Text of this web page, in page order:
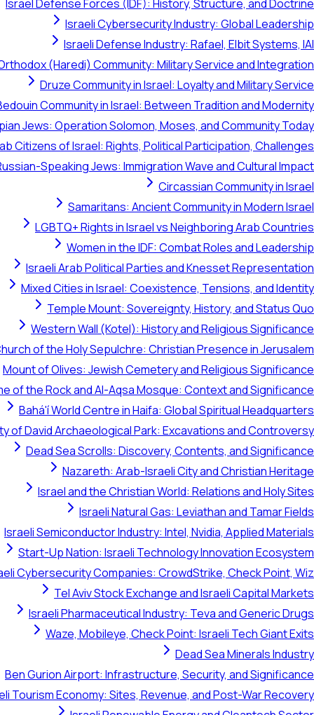
Israel Defense Forces (IDF): History, Structure, and Doctrine
Israeli Cybersecurity Industry: Global Leadership
Israeli Defense Industry: Rafael, Elbit Systems, IAI
(Haredi) Community: Military Service and Integration
Druze Community in Israel: Loyalty and Military Service
Community in Israel: Between Tradition and Modernity
Jews: Operation Solomon, Moses, and Community Today
Citizens of Israel: Rights, Political Participation, Challenges
Speaking Jews: Immigration Wave and Cultural Impact
Circassian Community in Israel
Samaritans: Ancient Community in Modern Israel
LGBTQ+ Rights in Israel vs Neighboring Arab Countries
Women in the IDF: Combat Roles and Leadership
Israeli Arab Political Parties and Knesset Representation
Mixed Cities in Israel: Coexistence, Tensions, and Identity
Temple Mount: Sovereignty, History, and Status Quo
Western Wall (Kotel): History and Religious Significance
of the Holy Sepulchre: Christian Presence in Jerusalem
Mount of Olives: Jewish Cemetery and Religious Significance
of the Rock and Al-Aqsa Mosque: Context and Significance
Bahá'í World Centre in Haifa: Global Spiritual Headquarters
of David Archaeological Park: Excavations and Controversy
Dead Sea Scrolls: Discovery, Contents, and Significance
Nazareth: Arab-Israeli City and Christian Heritage
Israel and the Christian World: Relations and Holy Sites
Israeli Natural Gas: Leviathan and Tamar Fields
Israeli Semiconductor Industry: Intel, Nvidia, Applied Materials
Start-Up Nation: Israeli Technology Innovation Ecosystem
Cybersecurity Companies: CrowdStrike, Check Point, Wiz
Tel Aviv Stock Exchange and Israeli Capital Markets
Israeli Pharmaceutical Industry: Teva and Generic Drugs
Waze, Mobileye, Check Point: Israeli Tech Giant Exits
Dead Sea Minerals Industry
Ben Gurion Airport: Infrastructure, Security, and Significance
Tourism Economy: Sites, Revenue, and Post-War Recovery